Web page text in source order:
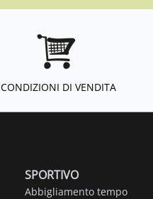
CONDIZIONI DI VENDITA
SPORTIVO
Abbigliamento tempo